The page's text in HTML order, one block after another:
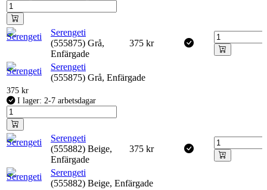
Serengeti
(555875) Grå,
Enfärgade
375 kr
Serengeti
(555875) Grå, Enfärgade
375 kr
I lager: 2-7 arbetsdagar
Serengeti
(555882) Beige,
Enfärgade
375 kr
Serengeti
(555882) Beige, Enfärgade